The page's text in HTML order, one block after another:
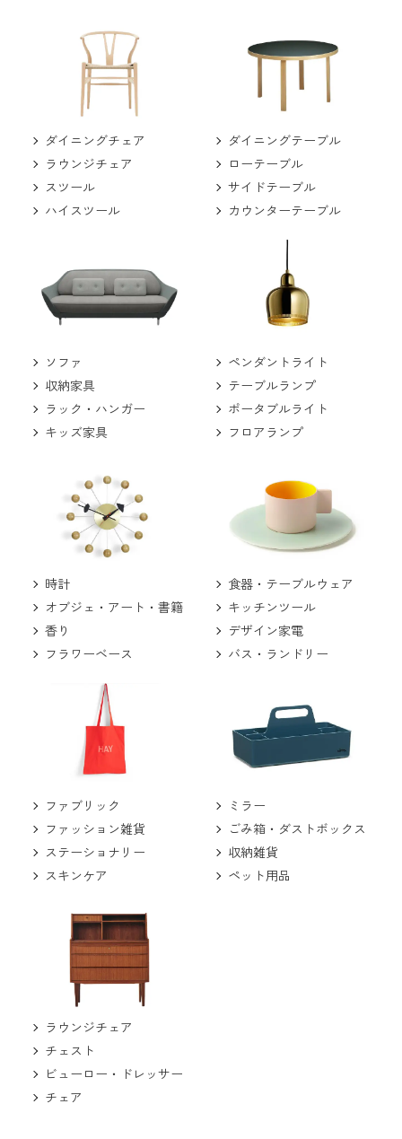
ダイニングチェア
ラウンジチェア
スツール
ハイスツール
ダイニングテーブル
ローテーブル
サイドテーブル
カウンターテーブル
ソファ
収納家具
ラック・ハンガー
キッズ家具
ペンダントライト
テーブルランプ
ポータブルライト
フロアランプ
時計
オブジェ・アート・書籍
香り
フラワーベース
食器・テーブルウェア
キッチンツール
デザイン家電
バス・ランドリー
ファブリック
ファッション雑貨
ステーショナリー
スキンケア
ミラー
ごみ箱・ダストボックス
収納雑貨
ペット用品
ラウンジチェア
チェスト
ビューロー・ドレッサー
チェア